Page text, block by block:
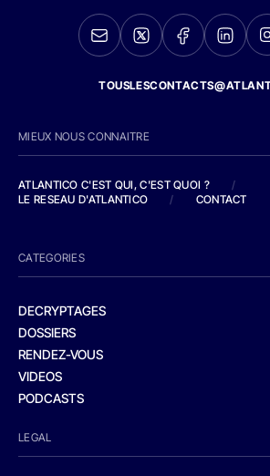
MIEUX NOUS CONNAITRE
ATLANTICO C'EST QUI, C'EST QUOI ?
/
LE RESEAU D'ATLANTICO
/ CONTACT
CATEGORIES
DECRYPTAGES
DOSSIERS
RENDEZ-VOUS
VIDEOS
PODCASTS
LEGAL